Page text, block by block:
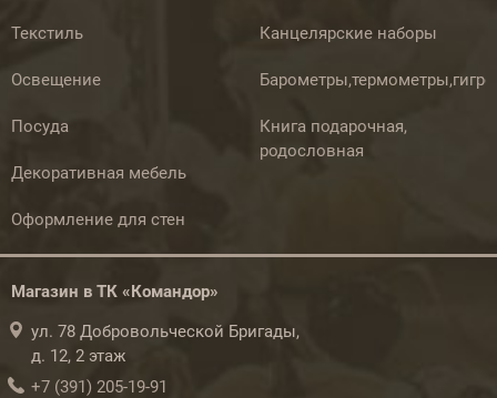
Текстиль
Освещение
Посуда
Декоративная мебель
Оформление для стен
Канцелярские наборы
Книга подарочная,
родословная
Магазин в ТК «Командор»
ул. 78 Добровольческой Бригады,
д. 12, 2 этаж
+7 (391) 205-19-91